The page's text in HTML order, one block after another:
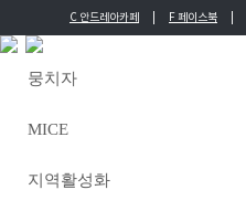
C 안드레아카페 F 페이스북
뭉치자
MICE
지역활성화